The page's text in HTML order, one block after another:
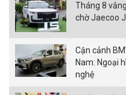
Tháng 8
chờ Jaecoo
Cận cảnh
Nam: Ngoại
nghệ